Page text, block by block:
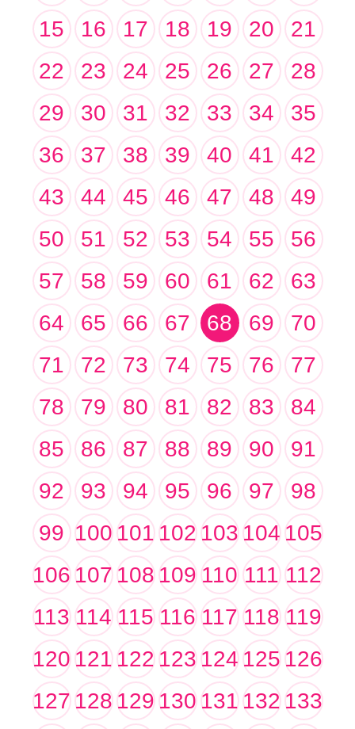
15
16 17 18 19 20
21
22
23 24 25 26 27
28
29
30 31 32 33 34
35
36
37 38 39 40 41
42
43
44 45 46 47 48
49
50
51 52 53 54 55
56
57
58 59 60 61 62
63
64
65 66 67 68 69
70
71
72 73 74 75 76
77
78
79 80 81 82 83
84
85
86 87 88 89 90
91
92
93 94 95 96 97
98
99 100101102103104105
106107108109110 111 112
113 114 115 116 117 118 119
120121122123124125126
127128129130131132133